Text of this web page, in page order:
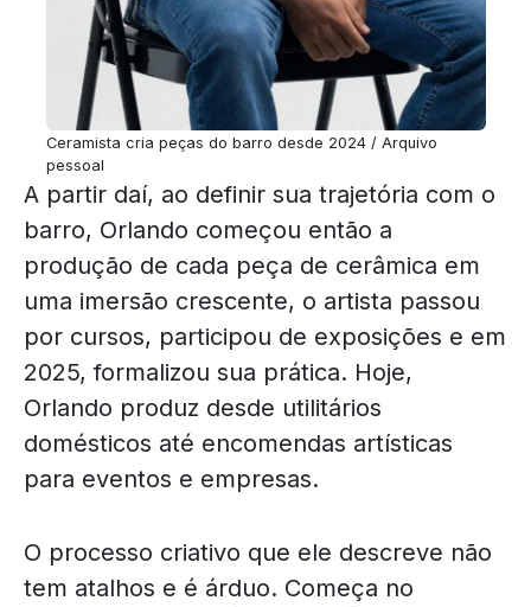
Ceramista cria peças do barro desde 2024 / Arquivo
pessoal
A partir daí, ao definir sua trajetória com o
barro, Orlando começou então a
produção de cada peça de cerâmica em
uma imersão crescente, o artista passou
por cursos, participou de exposições e em
2025, formalizou sua prática. Hoje,
Orlando produz desde utilitários
domésticos até encomendas artísticas
para eventos e empresas.
O processo criativo que ele descreve não
tem atalhos e é árduo. Começa no